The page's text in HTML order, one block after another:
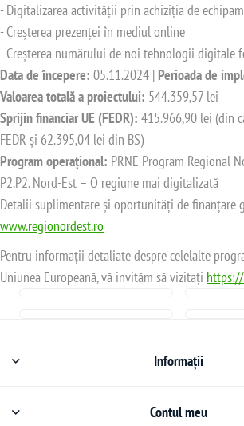
- Digitalizarea activității prin achiziția de
- Creșterea prezenței în mediul online
- Creșterea numărului de noi tehnologii digitale
Data de începere: 05.11.2024 | Perioada de
Valoarea totală a proiectului: 544.359,57 lei
Sprijin financiar UE (FEDR): 415.966,90 lei (din
FEDR și 62.395,04 lei din BS)
Program operațional: PRNE Program Regional
P2.P2. Nord-Est – O regiune mai digitalizată
Detalii suplimentare și oportunități de finanțare
www.regionordest.ro
Pentru informații detaliate despre celelalte
Uniunea Europeană, vă invităm să vizitați
Informații
Contul meu